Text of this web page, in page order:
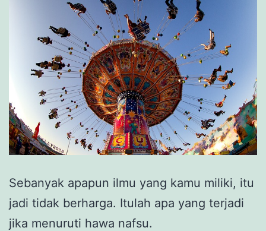
Sebanyak apapun ilmu yang kamu miliki, itu
jadi tidak berharga. Itulah apa yang terjadi
jika menuruti hawa nafsu.